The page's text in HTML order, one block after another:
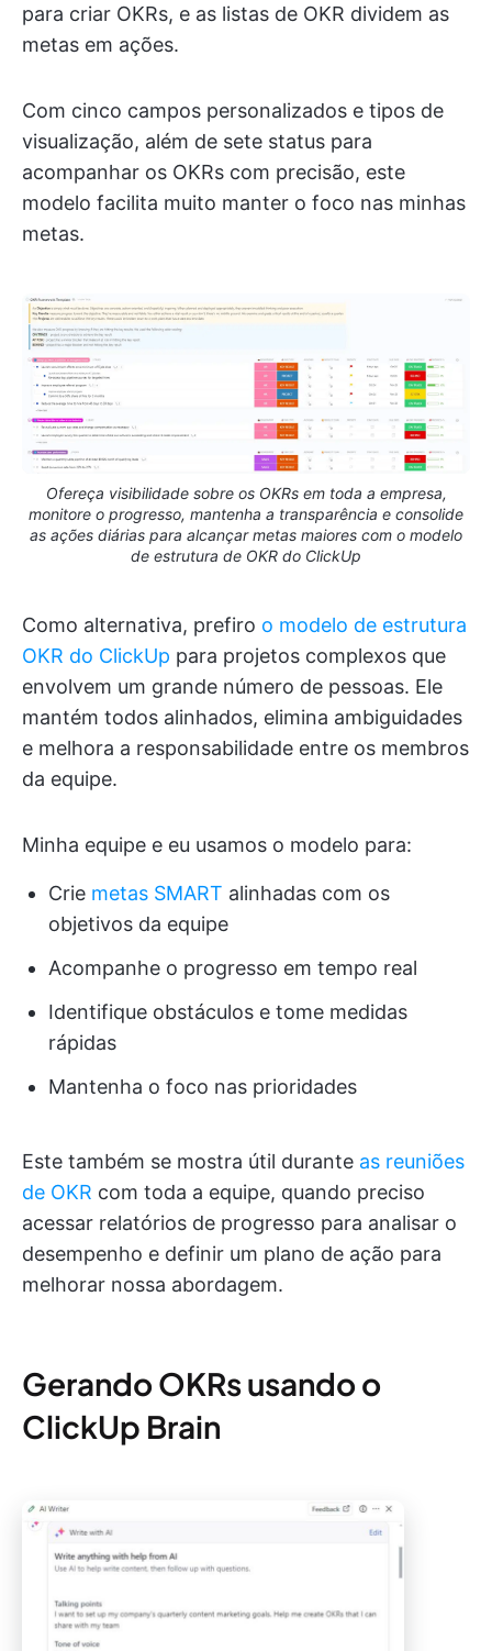
para criar OKRs, e as listas de OKR dividem as
metas em ações.
Com cinco campos personalizados e tipos de
visualização, além de sete status para
acompanhar os OKRs com precisão, este
modelo facilita muito manter o foco nas minhas
metas.
Ofereça visibilidade sobre os OKRs em toda a empresa,
monitore o progresso, mantenha a transparência e consolide
as ações diárias para alcançar metas maiores com o modelo
de estrutura de OKR do ClickUp
Como alternativa, prefiro o modelo de estrutura
OKR do ClickUp para projetos complexos que
envolvem um grande número de pessoas. Ele
mantém todos alinhados, elimina ambiguidades
e melhora a responsabilidade entre os membros
da equipe.
Minha equipe e eu usamos o modelo para:
Crie metas SMART alinhadas com os
objetivos da equipe
Acompanhe o progresso em tempo real
Identifique obstáculos e tome medidas
rápidas
Mantenha o foco nas prioridades
Este também se mostra útil durante as reuniões
de OKR com toda a equipe, quando preciso
acessar relatórios de progresso para analisar o
desempenho e definir um plano de ação para
melhorar nossa abordagem.
Gerando OKRs usando o
ClickUp Brain